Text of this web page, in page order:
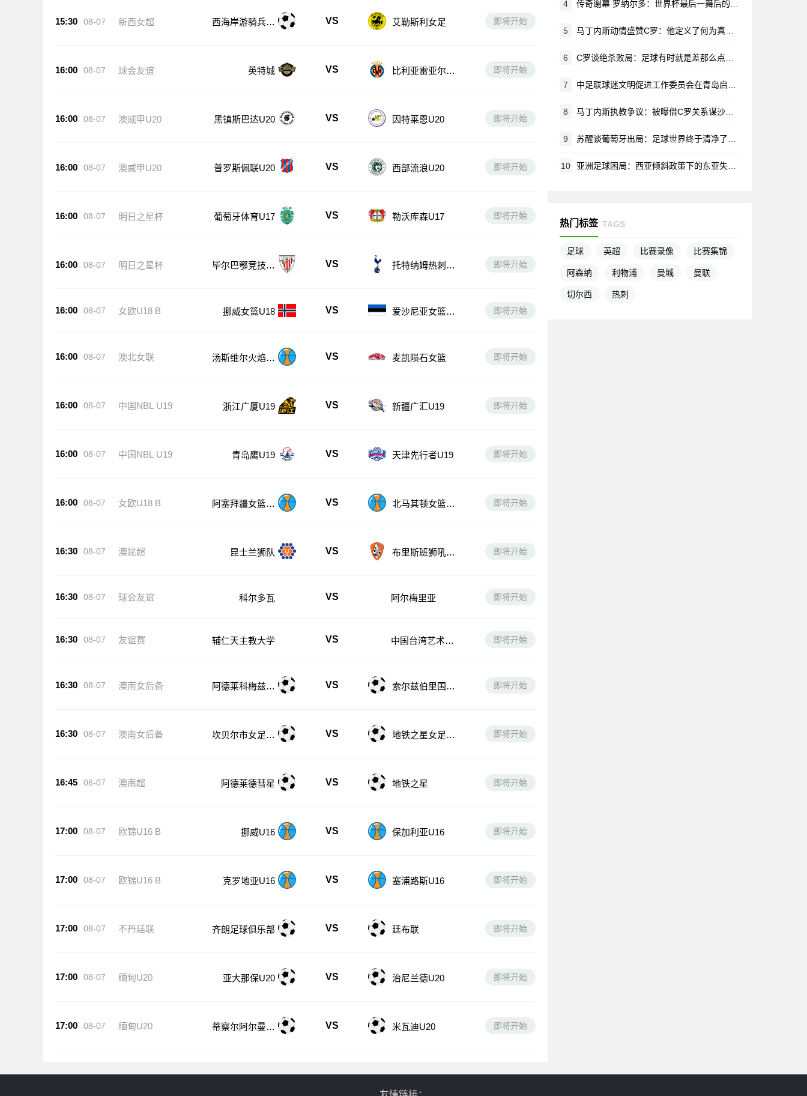
15:30 08-07 新西女超
西海岸游骑兵女
VS 艾勒斯利女足 即将开始
16:00 08-07 球会友谊 英特城 VS
比利亚雷亚尔B
即将开始
16:00 08-07 澳威甲U20 黑镇斯巴达U20 VS 因特莱恩U20 即将开始
16:00 08-07 澳威甲U20 普罗斯佩联U20 VS 西部流浪U20 即将开始
16:00 08-07 明日之星杯 葡萄牙体育U17 VS 勒沃库森U17 即将开始
16:00 08-07 明日之星杯
毕尔巴鄂竞技U
VS
托特纳姆热刺U1
即将开始
16:00 08-07 女欧U18 B 挪威女篮U18 VS
爱沙尼亚女篮U1
即将开始
16:00 08-07 澳北女联
汤斯维尔火焰女
VS 麦凯陨石女篮 即将开始
16:00 08-07 中国NBL U19 浙江广厦U19 VS 新疆广汇U19 即将开始
16:00 08-07 中国NBL U19 青岛鹰U19 VS 天津先行者U19 即将开始
16:00 08-07 女欧U18 B
阿塞拜疆女篮U
VS
北马其顿女篮U1
即将开始
16:30 08-07 澳昆超 昆士兰狮队 VS
布里斯班狮吼青
即将开始
16:30 08-07 球会友谊 科尔多瓦 VS 阿尔梅里亚 即将开始
16:30 08-07 澳南女后备
坎贝尔市女足后
VS
地铁之星女足后
即将开始
16:45 08-07 澳南超 阿德莱德彗星 VS 地铁之星 即将开始
17:00 08-07 欧锦U16 B 挪威U16 VS 保加利亚U16 即将开始
欧锦U16 B 克罗地亚U16 VS 塞浦路斯U16 即将开始
不丹廷联 齐朗足球俱乐部 VS 廷布联 即将开始
缅甸U20 亚大那保U20 VS 治尼兰德U20 即将开始
缅甸U20
蒂察尔阿尔曼U
20
VS 米瓦迪U20 即将开始
4 传奇谢幕 罗纳尔多：世界杯最后一舞后的人生选择题
5 马丁内斯动情盛赞C罗：他定义了何为真正的榜样
6 C罗谈绝杀败局：足球有时就是差那么点运气 但这就是它的魅力所在
7 中足联球迷文明促进工作委员会在青岛启航 共筑赛场文明新生态
8 马丁内斯执教争议：被曝借C罗关系谋沙特帅位 葡萄牙全队离心离德
9 苏醒谈葡萄牙出局：足球世界终于清净了，早该结束的营销闹剧
10 亚洲足球困局：西亚倾斜政策下的东亚失落与未来出路
热门标签 TAGS
足球 英超 比赛录像 比赛集锦
阿森纳 利物浦 曼城 曼联
切尔西 热刺
友情链接：